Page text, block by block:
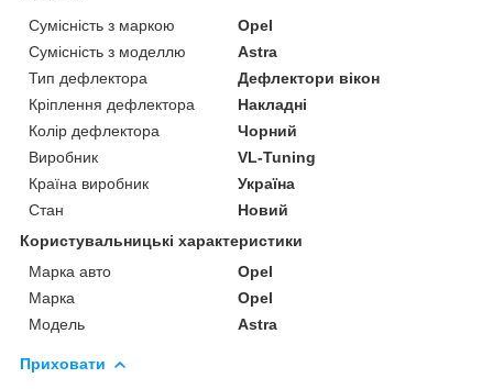
Сумісність з маркою
Opel
Сумісність з моделлю
Astra
Тип дефлектора
Дефлектори вікон
Кріплення дефлектора
Накладні
Колір дефлектора
Чорний
Виробник
VL-Tuning
Країна виробник
Україна
Стан
Новий
Користувальницькі характеристики
Марка авто
Opel
Марка
Opel
Модель
Astra
Приховати